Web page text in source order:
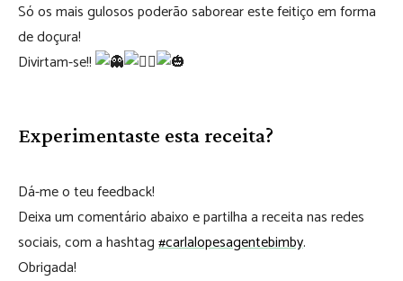
Só os mais gulosos poderão saborear este feitiço em forma
de doçura!
Divirtam-se!!
Experimentaste esta receita?
Dá-me o teu feedback!
Deixa um comentário abaixo e partilha a receita nas redes
sociais, com a hashtag#carlalopesagentebimby.
Obrigada!